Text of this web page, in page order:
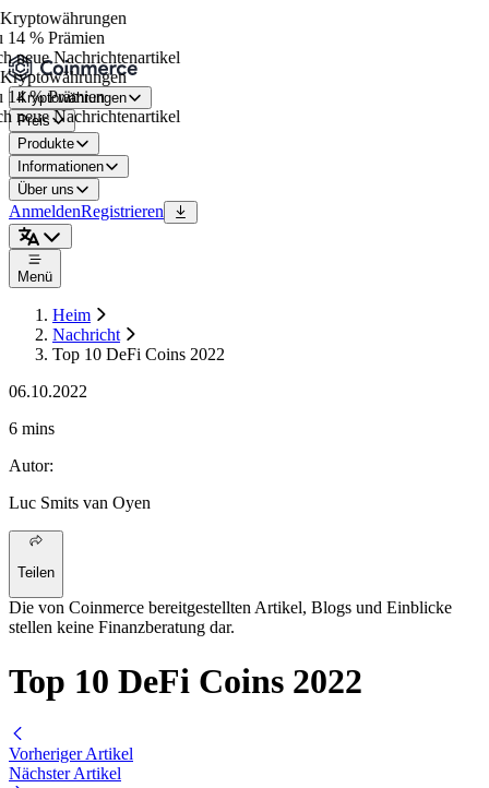
% Prämien
neue Nachrichtenartikel
% Prämien
neue Nachrichtenartikel
Kryptowährungen
Preis
Produkte
Informationen
Über uns
AnmeldenRegistrieren
Menü
Heim
Nachricht
Top 10 DeFi Coins 2022
06.10.2022
6 mins
Autor:
Luc Smits van Oyen
Teilen
Die von Coinmerce bereitgestellten Artikel, Blogs und Einblicke
stellen keine Finanzberatung dar.
Top 10 DeFi Coins 2022
Vorheriger Artikel
Nächster Artikel